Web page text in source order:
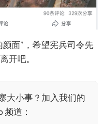
面”，希望宪兵司令先
开吧。
大小事？加入我们的
频道：